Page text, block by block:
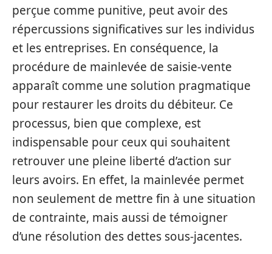
perçue comme punitive, peut avoir des
répercussions significatives sur les individus
et les entreprises. En conséquence, la
procédure de mainlevée de saisie-vente
apparaît comme une solution pragmatique
pour restaurer les droits du débiteur. Ce
processus, bien que complexe, est
indispensable pour ceux qui souhaitent
retrouver une pleine liberté d’action sur
leurs avoirs. En effet, la mainlevée permet
non seulement de mettre fin à une situation
de contrainte, mais aussi de témoigner
d’une résolution des dettes sous-jacentes.